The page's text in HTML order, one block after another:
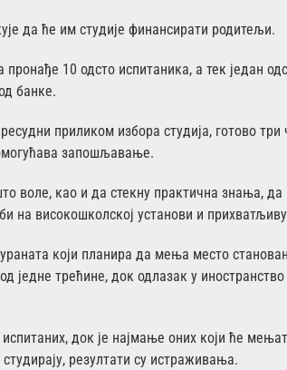
да ће им студије финансирати родитељи.
10 одсто испитаника, а тек један
банке.
приликом избора студија, готово три
запошљавање.
воле, као и да стекну практична знања, да
на високошколској установи и
који планира да мења место
једне трећине, док одлазак у
док је најмање оних који ће
резултати су истраживања.